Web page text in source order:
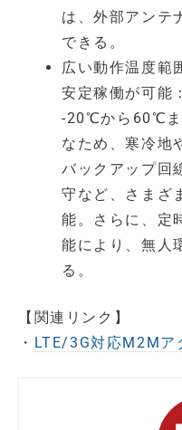
は、外部アンテ
できる。
広い動作温度範
安定稼働が可能：
-20℃から60℃ま
なため、寒冷地
バックアップ回
守など、さまざ
能。さらに、定
能により、無人
る。
【関連リンク】
・ LTE/3G対応M2Mア